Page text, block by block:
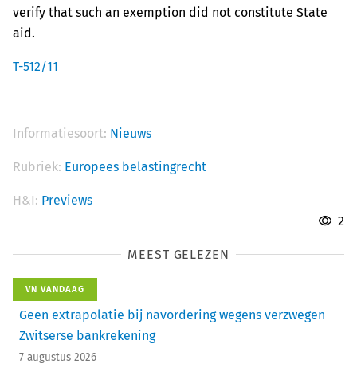
verify that such an exemption did not constitute State
aid.
T-512/11
Informatiesoort: Nieuws
Rubriek: Europees belastingrecht
H&I: Previews
2
MEEST GELEZEN
VN VANDAAG
Geen extrapolatie bij navordering wegens verzwegen
Zwitserse bankrekening
7 augustus 2026